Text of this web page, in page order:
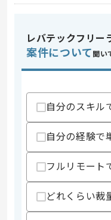
スキル
レバテックフリー
案件について 聞い
自分のスキル
自分の経験で
フルリモート
どれくらい裁